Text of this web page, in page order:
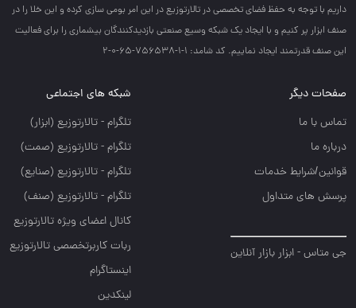
داريم با توجه به حفظ فضاي تخصصي در تالارتوزيع در اين امر بومي سازي كرده و اين خلا را در
صنف ابزار پر كنيم و با ايجاد يك شبكه وسيع صنعتي بازديدكنندگان بيشماري را براي فعاليت
اين صنف قدرتمند ايجاد نماييم. کد شامد: 1-1-756538-65-0-2
صفحات دیگر
تماس با ما
درباره ما
قوانین/شرایط خدمات
پرسش های متداول
جی متاس - ابزار بازار آنلاین
شبکه های اجتماعی
تلگرام - تالارتوزيع (ابزار)
تلگرام - تالارتوزيع (صمت)
تلگرام - تالارتوزيع (صنايع)
تلگرام - تالارتوزیع (صنف)
کانال اعضای ویژه تالارتوزیع
ربات کاربرتخصصی تالارتوزیع
اینستاگرام
لینکدین